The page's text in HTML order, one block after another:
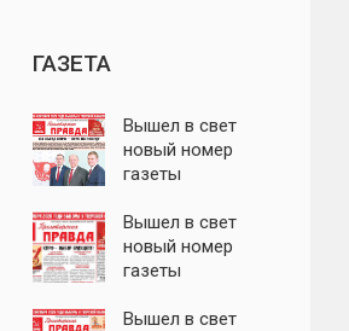
ГАЗЕТА
Вышел в свет
новый номер
газеты
правда"
Вышел в свет
новый номер
газеты
правда"
Вышел в свет